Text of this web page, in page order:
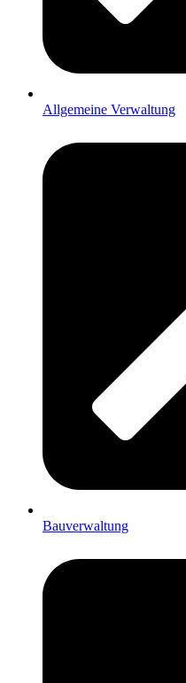
Allgemeine Verwaltung
Bauverwaltung